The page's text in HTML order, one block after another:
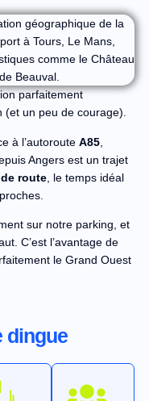
parfaitement
(et un peu de courage).
à l’autoroute A85,
Angers est un trajet
route, le temps idéal
sur notre parking, et
C’est l’avantage de
le Grand Ouest
dingue